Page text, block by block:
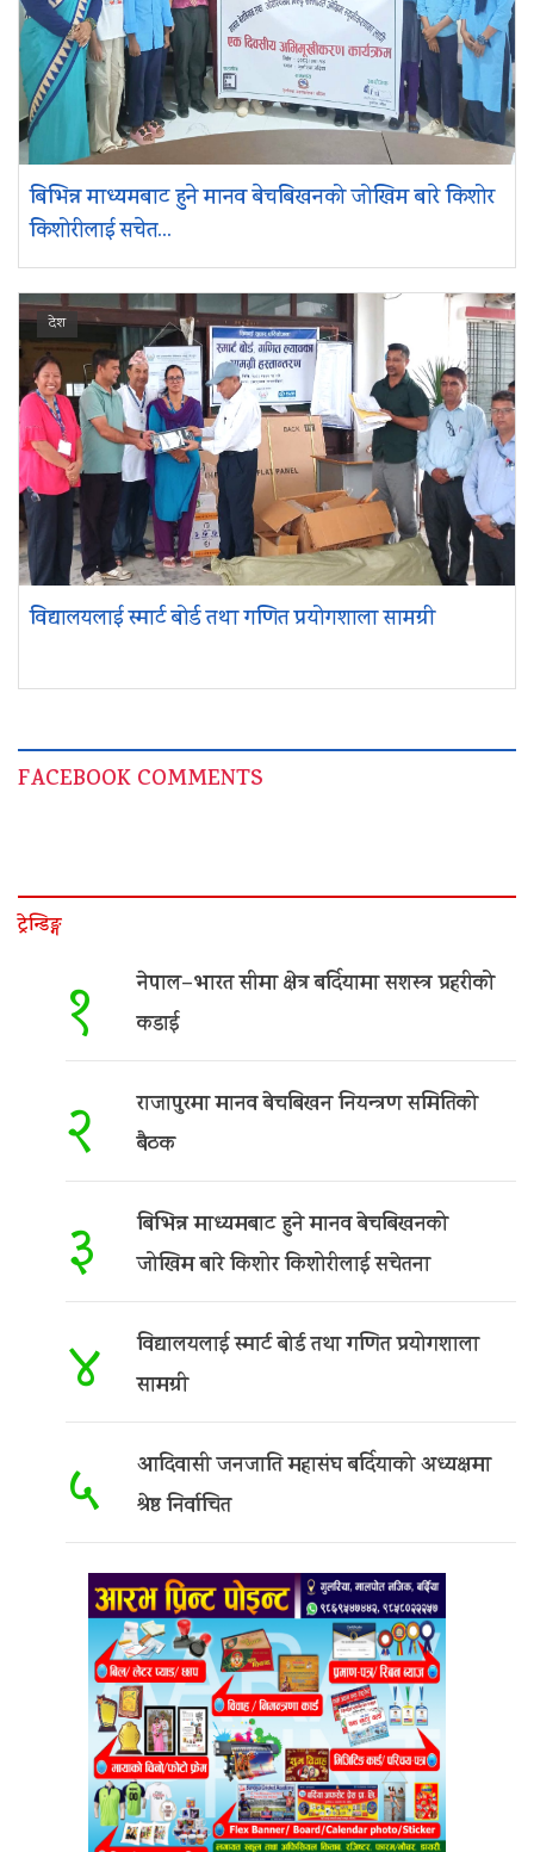
बिभिन्न माध्यमबाट हुने मानव बेचबिखनको जोखिम बारे किशोर
किशोरीलाई सचेत...
देश
विद्यालयलाई स्मार्ट बोर्ड तथा गणित प्रयोगशाला सामग्री
FACEBOOK COMMENTS
ट्रेन्डिङ्ग
१ नेपाल–भारत सीमा क्षेत्र बर्दियामा सशस्त्र प्रहरीको
कडाई
२ राजापुरमा मानव बेचबिखन नियन्त्रण समितिको
बैठक
३ बिभिन्न माध्यमबाट हुने मानव बेचबिखनको
जोखिम बारे किशोर किशोरीलाई सचेतना
४ विद्यालयलाई स्मार्ट बोर्ड तथा गणित प्रयोगशाला
सामग्री
५ आदिवासी जनजाति महासंघ बर्दियाको अध्यक्षमा
श्रेष्ठ निर्वाचित